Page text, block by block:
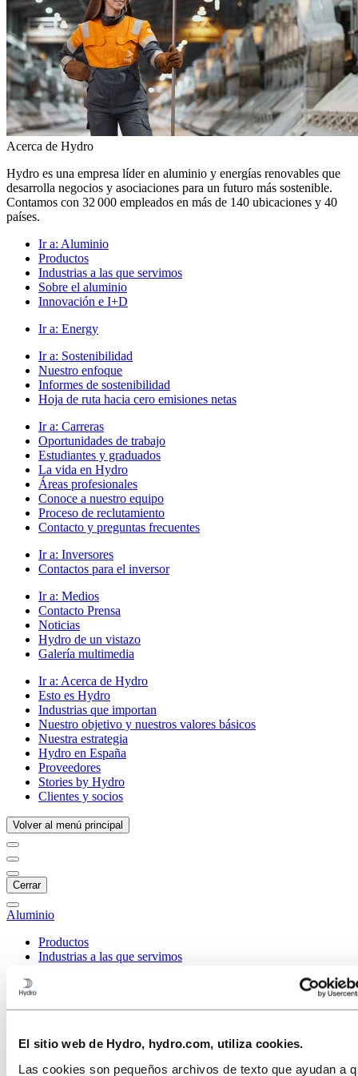
El sitio web de Hydro, hydro.com, utiliza cookies.
Las cookies son pequeños archivos de texto que ayudan a
Acerca de Hydro
Hydro es una empresa líder en aluminio y energías renovables que
desarrolla negocios y asociaciones para un futuro más sostenible.
Contamos con 32 000 empleados en más de 140 ubicaciones y 40
países.
Ir a: Aluminio
Productos
Industrias a las que servimos
Sobre el aluminio
Innovación e I+D
Ir a: Energy
Ir a: Sostenibilidad
Nuestro enfoque
Informes de sostenibilidad
Hoja de ruta hacia cero emisiones netas
Ir a: Carreras
Oportunidades de trabajo
Estudiantes y graduados
La vida en Hydro
Áreas profesionales
Conoce a nuestro equipo
Proceso de reclutamiento
Contacto y preguntas frecuentes
Ir a: Inversores
Contactos para el inversor
Ir a: Medios
Contacto Prensa
Noticias
Hydro de un vistazo
Galería multimedia
Ir a: Acerca de Hydro
Esto es Hydro
Industrias que importan
Nuestro objetivo y nuestros valores básicos
Nuestra estrategia
Hydro en España
Proveedores
Stories by Hydro
Clientes y socios
Volver al menú principal
Cerrar
Aluminio
Productos
Industrias a las que servimos
Transporte
Solar y energético
Infraestructuras